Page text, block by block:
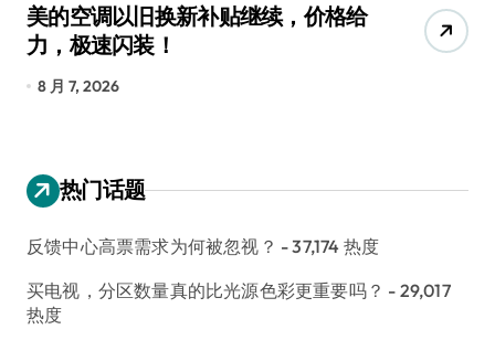
美的空调以旧换新补贴继续，价格给
力，极速闪装！
8 月 7, 2026
热门话题
反馈中心高票需求为何被忽视？ - 37,174 热度
买电视，分区数量真的比光源色彩更重要吗？ - 29,017
热度